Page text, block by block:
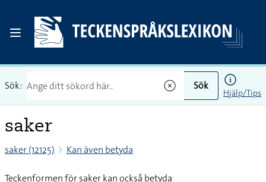
Sök: Sök
Hjälp/Tips
saker
saker (12125) Kan även betyda
Teckenformen för saker kan också betyda